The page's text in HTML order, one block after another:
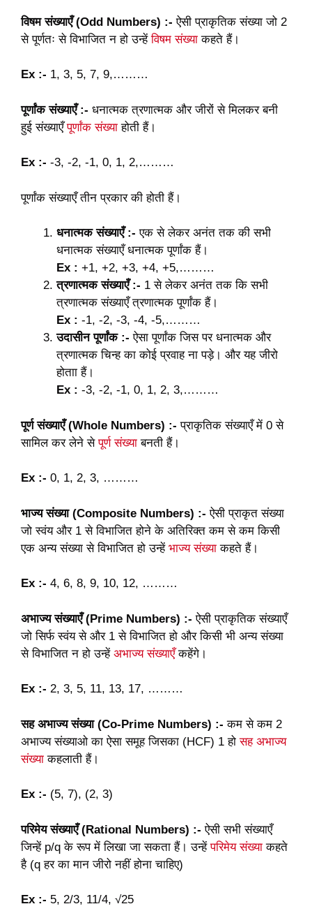
विषम संख्याएँ (Odd Numbers) :- ऐसी प्राकृतिक संख्या जो 2
से पूर्णतः से विभाजित न हो उन्हेंविषम संख्या कहते हैं।
Ex :- 1, 3, 5, 7, 9,………
पूर्णांक संख्याएँ :- धनात्मक त्रणात्मक और जीरों से मिलकर बनी
हुई संख्याएँपूर्णांक संख्या होती हैं।
Ex :- -3, -2, -1, 0, 1, 2,………
पूर्णांक संख्याएँ तीन प्रकार की होती हैं।
धनात्मक संख्याएँ :- एक से लेकर अनंत तक की सभी
धनात्मक संख्याएँ धनात्मक पूर्णांक हैं।
Ex : +1, +2, +3, +4, +5,………
त्रणात्मक संख्याएँ :- 1 से लेकर अनंत तक कि सभी
त्रणात्मक संख्याएँ त्रणात्मक पूर्णांक हैं।
Ex : -1, -2, -3, -4, -5,………
उदासीन पूर्णांक :-ऐसा पूर्णांक जिस पर धनात्मक और
त्रणात्मक चिन्ह का कोई प्रवाह ना पड़े। और यह जीरो
होताा हैं।
Ex : -3, -2, -1, 0, 1, 2, 3,………
पूर्ण संख्याएँ (Whole Numbers) :- प्राकृतिक संख्याएँ में 0 से
सामिल कर लेने सेपूर्ण संख्या बनती हैं।
Ex :- 0, 1, 2, 3, ………
भाज्य संख्या (Composite Numbers) :- ऐसी प्राकृत संख्या
जो स्वंय और 1 से विभाजित होने के अतिरिक्त कम से कम किसी
एक अन्य संख्या से विभाजित हो उन्हें भाज्य संख्या कहते हैं।
Ex :- 4, 6, 8, 9, 10, 12, ………
अभाज्य संख्याएँ (Prime Numbers) :- ऐसी प्राकृतिक संख्याएँ
जो सिर्फ स्वंय से और 1 से विभाजित हो और किसी भी अन्य संख्या
से विभाजित न हो उन्हें अभाज्य संख्याएँकहेंगे।
Ex :- 2, 3, 5, 11, 13, 17, ………
सह अभाज्य संख्या (Co-Prime Numbers) :-कम से कम 2
अभाज्य संख्याओ का ऐसा समूह जिसका (HCF) 1 होसह अभाज्य
संख्या कहलाती हैं।
Ex :- (5, 7), (2, 3)
परिमेय संख्याएँ (Rational Numbers) :- ऐसी सभी संख्याएँ
जिन्हें p/q के रूप में लिखा जा सकता हैं। उन्हेंपरिमेय संख्याकहते
है (q हर का मान जीरो नहीं होना चाहिए)
Ex :- 5, 2/3, 11/4, √25